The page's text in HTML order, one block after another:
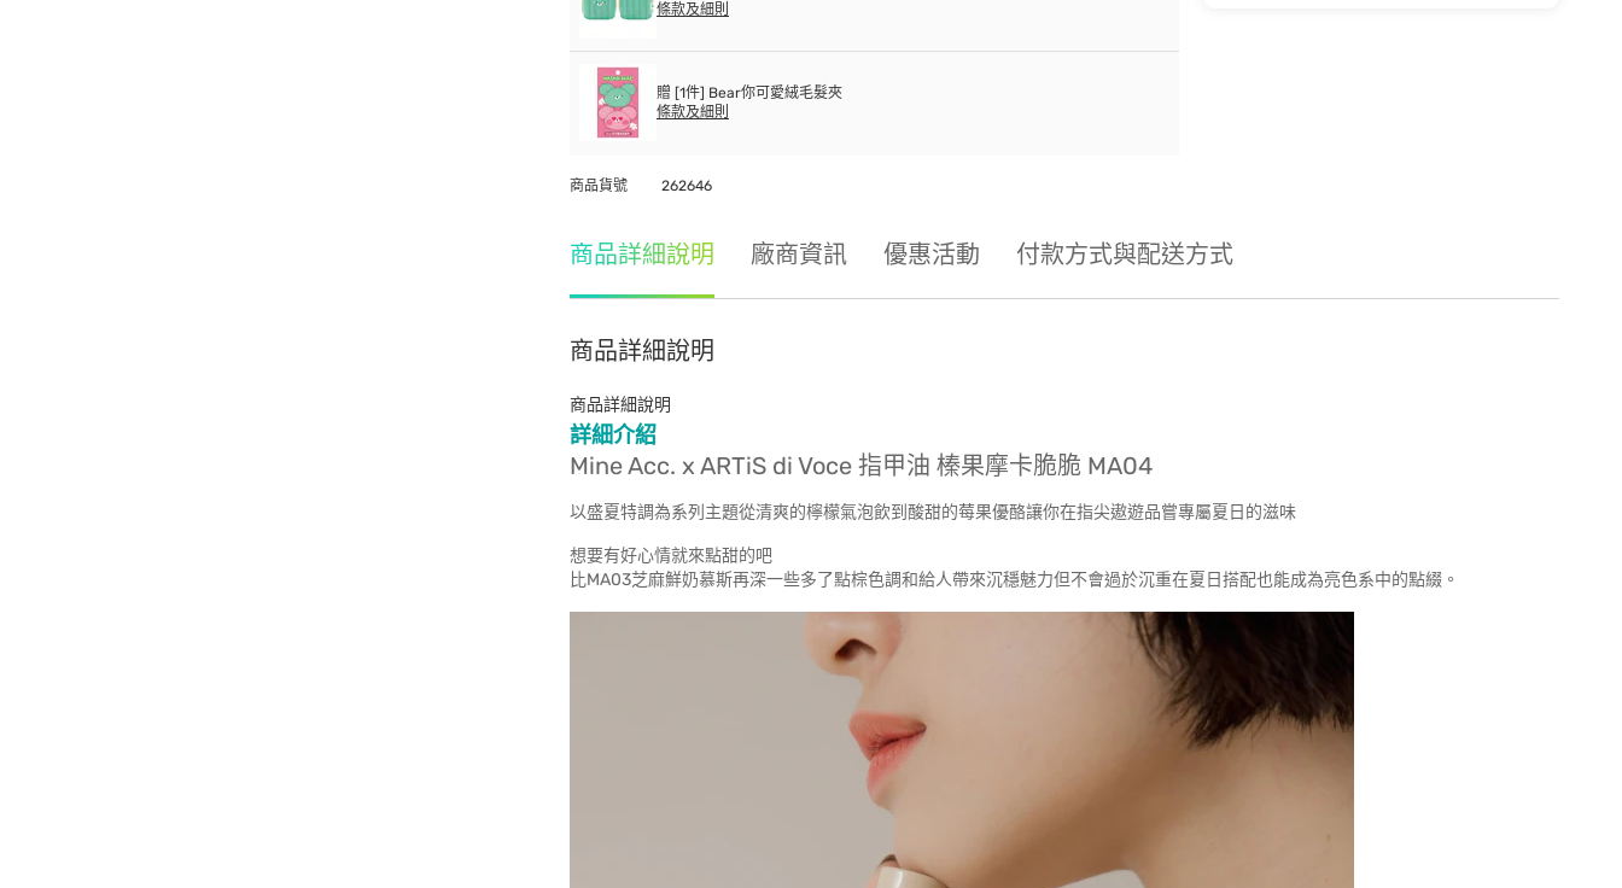
條款及細則
贈 [1件] Bear你可愛絨毛髮夾
條款及細則
商品貨號 262646
商品詳細說明 廠商資訊 優惠活動 付款方式與配送方式
商品詳細說明
商品詳細說明
詳細介紹
Mine Acc. x ARTiS di Voce 指甲油 榛果摩卡脆脆 MA04
以盛夏特調為系列主題從清爽的檸檬氣泡飲到酸甜的莓果優酪讓你在指尖遨遊品嘗專屬夏日的滋味
想要有好心情就來點甜的吧
比MA03芝麻鮮奶慕斯再深一些多了點棕色調和給人帶來沉穩魅力但不會過於沉重在夏日搭配也能成為亮色系中的點綴。